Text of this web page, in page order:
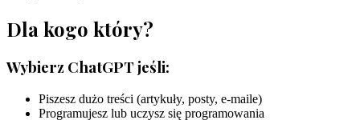
Dla kogo który?
Wybierz ChatGPT jeśli:
Piszesz dużo treści (artykuły, posty, e-maile)
Programujesz lub uczysz się programowania